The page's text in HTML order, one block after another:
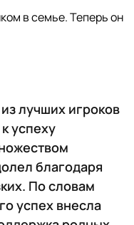
в семье. Теперь он
лучших игроков
успеху
благодаря
По словам
успех внесла